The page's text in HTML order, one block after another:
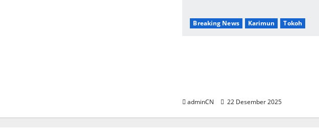
Breaking News Karimun Tokoh
adminCN 22 Desember 2025